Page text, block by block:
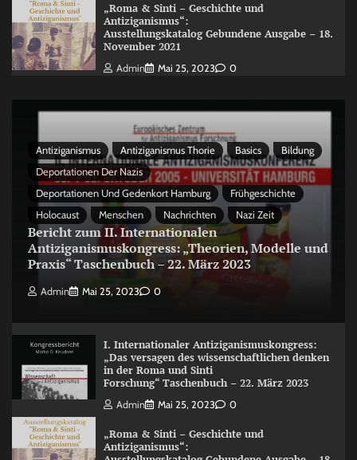
„Roma & Sinti – Geschichte und
Antiziganismus“:
Ausstellungskatalog Gebundene Ausgabe – 18.
November 2021
Admin Mai 25, 2023 0
Antiziganismus Antiziganismus Thorie Basics
Bildung
Deportationen Der Nazis
Deportationen Und Gedenkort Hamburg
Frühgeschichte
Holocaust
Menschen Nachrichten Nazi Zeit
Bericht zum II. Internationalen
Antiziganismuskongress: „Theorien, Modelle und
Praxis“ Taschenbuch – 22. März 2023
Admin Mai 25, 2023 0
I. Internationaler Antiziganismuskongress:
„Das versagen des wissenschaftlichen denken
in der Roma und Sinti
Forschung“ Taschenbuch – 22. März 2023
Admin Mai 25, 2023 0
„Roma & Sinti – Geschichte und
Antiziganismus“: